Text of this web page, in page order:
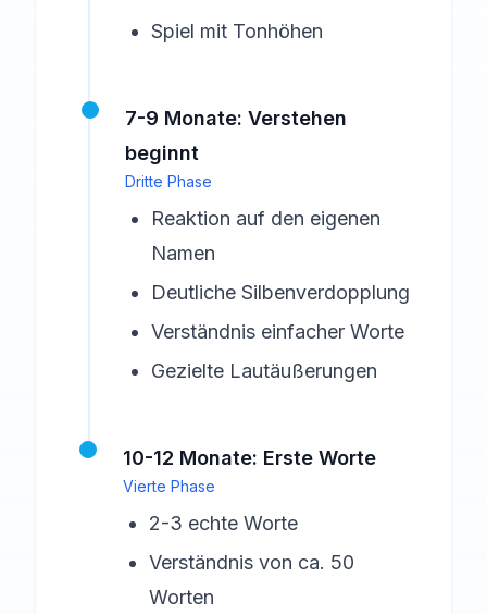
Spiel mit Tonhöhen
7-9 Monate: Verstehen
beginnt
Dritte Phase
Reaktion auf den eigenen
Namen
Deutliche Silbenverdopplung
Verständnis einfacher Worte
Gezielte Lautäußerungen
10-12 Monate: Erste Worte
Vierte Phase
2-3 echte Worte
Verständnis von ca. 50
Worten